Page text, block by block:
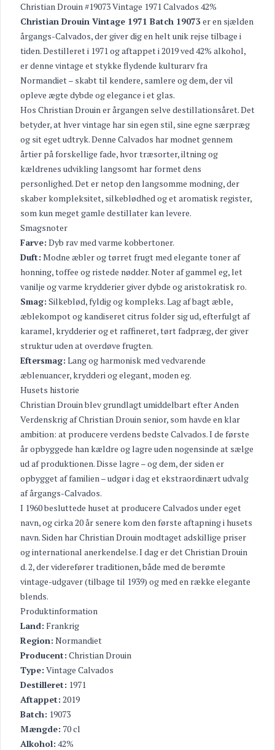
Christian Drouin #19073 Vintage 1971 Calvados 42%
Christian Drouin Vintage 1971 Batch 19073 er en sjælden
årgangs-Calvados, der giver dig en helt unik rejse tilbage i
tiden. Destilleret i 1971 og aftappet i 2019 ved 42% alkohol,
er denne vintage et stykke flydende kulturarv fra
Normandiet – skabt til kendere, samlere og dem, der vil
opleve ægte dybde og elegance i et glas.
Hos Christian Drouin er årgangen selve destillationsåret. Det
betyder, at hver vintage har sin egen stil, sine egne særpræg
og sit eget udtryk. Denne Calvados har modnet gennem
årtier på forskellige fade, hvor træsorter, iltning og
kældrenes udvikling langsomt har formet dens
personlighed. Det er netop den langsomme modning, der
skaber kompleksitet, silkeblødhed og et aromatisk register,
som kun meget gamle destillater kan levere.
Smagsnoter
Farve: Dyb rav med varme kobbertoner.
Duft: Modne æbler og tørret frugt med elegante toner af
honning, toffee og ristede nødder. Noter af gammel eg, let
vanilje og varme krydderier giver dybde og aristokratisk ro.
Smag: Silkeblød, fyldig og kompleks. Lag af bagt æble,
æblekompot og kandiseret citrus folder sig ud, efterfulgt af
karamel, krydderier og et raffineret, tørt fadpræg, der giver
struktur uden at overdøve frugten.
Eftersmag: Lang og harmonisk med vedvarende
æblenuancer, krydderi og elegant, moden eg.
Husets historie
Christian Drouin blev grundlagt umiddelbart efter Anden
Verdenskrig af Christian Drouin senior, som havde en klar
ambition: at producere verdens bedste Calvados. I de første
år opbyggede han kældre og lagre uden nogensinde at sælge
ud af produktionen. Disse lagre – og dem, der siden er
opbygget af familien – udgør i dag et ekstraordinært udvalg
af årgangs-Calvados.
I 1960 besluttede huset at producere Calvados under eget
navn, og cirka 20 år senere kom den første aftapning i husets
navn. Siden har Christian Drouin modtaget adskillige priser
og international anerkendelse. I dag er det Christian Drouin
d. 2, der viderefører traditionen, både med de berømte
vintage-udgaver (tilbage til 1939) og med en række elegante
blends.
Produktinformation
Land: Frankrig
Region: Normandiet
Producent: Christian Drouin
Type: Vintage Calvados
Destilleret: 1971
Aftappet: 2019
Batch: 19073
Mængde: 70 cl
Alkohol: 42%